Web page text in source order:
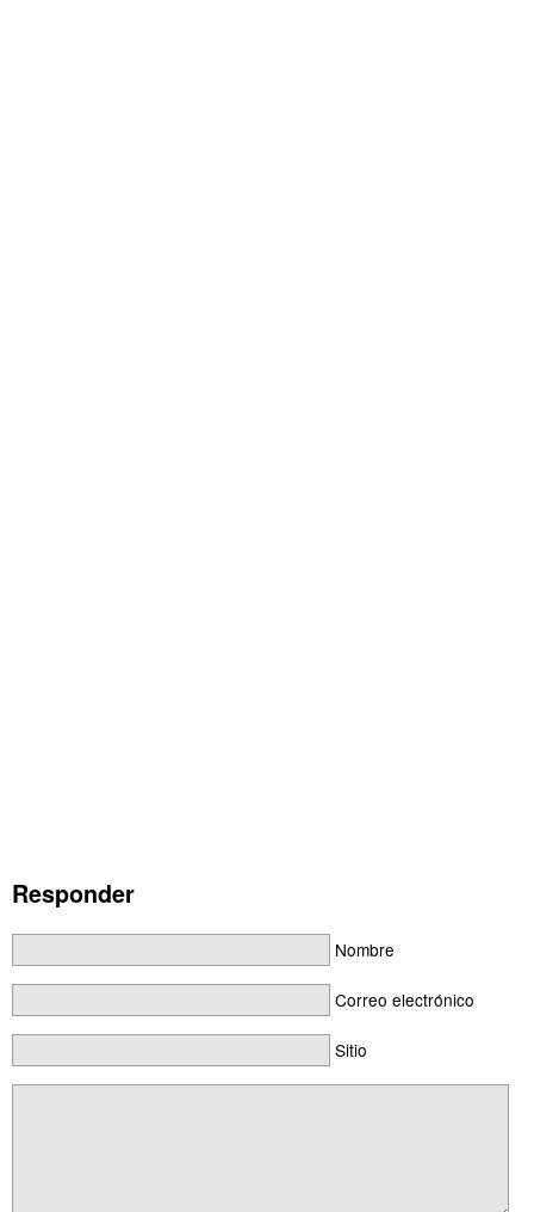
Responder
Nombre
Correo electrónico
Sitio